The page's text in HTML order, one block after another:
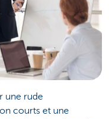
une rude
courts et une